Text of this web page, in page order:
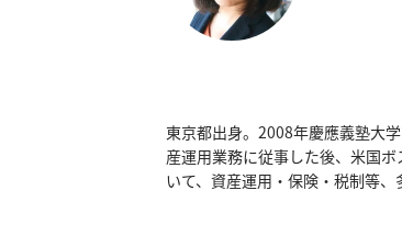
東京都出身。2008年慶應義塾大
産運用業務に従事した後、米国
いて、資産運用・保険・税制等、